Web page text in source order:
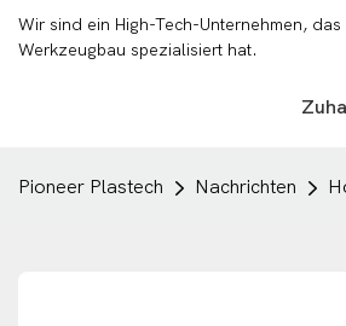
Wir sind ein High-Tech-Unternehmen,
Werkzeugbau spezialisiert hat.
Pioneer Plastech Nachrichten